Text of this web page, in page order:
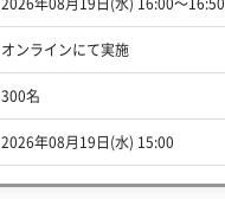
2026年08月19日(水) 16:00〜16:50
オンラインにて実施
300名
2026年08月19日(水) 15:00